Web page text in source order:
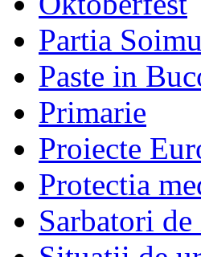
Partia
Paste in
Primarie
Proiecte
Protectia
Sarbatori de